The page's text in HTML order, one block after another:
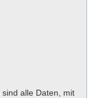
alle Daten, mit